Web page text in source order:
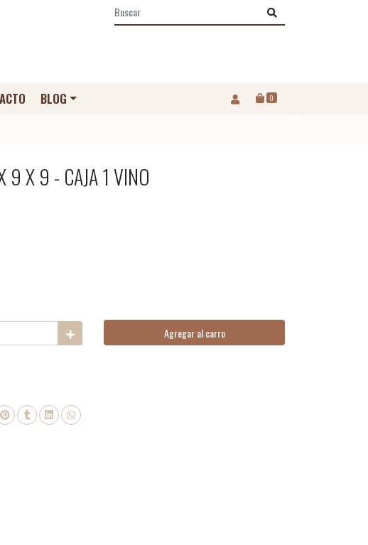
BLOG 0
9 X 9 - CAJA 1 VINO
Agregar al carro